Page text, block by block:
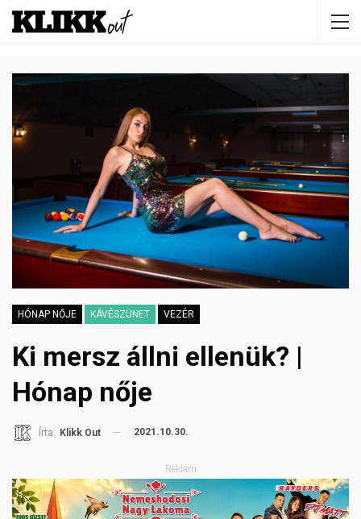
HÓNAP NŐJE KÁVÉSZÜNET VEZÉR
Ki mersz állni ellenük? |
Hónap nője
Írta: Klikk Out 2021.10.30.
Reklám